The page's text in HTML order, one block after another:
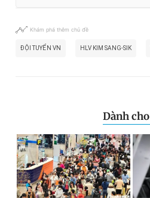
Khám phá thêm chủ đề
ĐỘI TUYỂN VN HLV KIM SANG-SIK